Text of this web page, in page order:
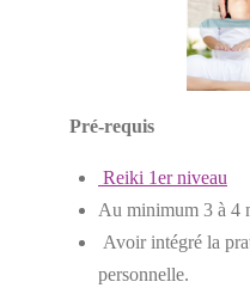
Pré-requis
Reiki 1er niveau
Au minimum 3 à 4
Avoir intégré la
personnelle.